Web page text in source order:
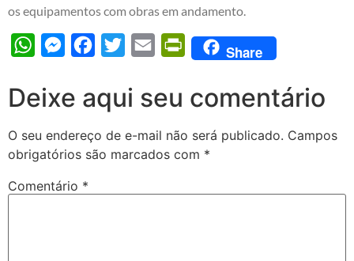
os equipamentos com obras em andamento.
WhatsAppMessengerFacebook
Twitter Email PrintFriendly
Share
Deixe aqui seu comentário
O seu endereço de e-mail não será publicado. Campos
obrigatórios são marcados com *
Comentário *